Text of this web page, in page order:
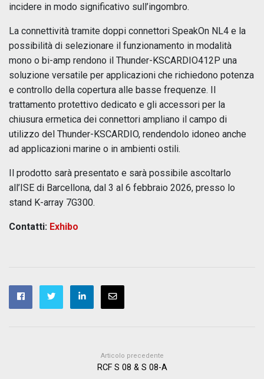
incidere in modo significativo sull’ingombro.
La connettività tramite doppi connettori SpeakOn NL4 e la
possibilità di selezionare il funzionamento in modalità
mono o bi-amp rendono il Thunder-KSCARDIO412P una
soluzione versatile per applicazioni che richiedono potenza
e controllo della copertura alle basse frequenze. Il
trattamento protettivo dedicato e gli accessori per la
chiusura ermetica dei connettori ampliano il campo di
utilizzo del Thunder-KSCARDIO, rendendolo idoneo anche
ad applicazioni marine o in ambienti ostili.
Il prodotto sarà presentato e sarà possibile ascoltarlo
all’ISE di Barcellona, dal 3 al 6 febbraio 2026, presso lo
stand K-array 7G300.
Contatti: Exhibo
Articolo precedente
RCF S 08 & S 08-A